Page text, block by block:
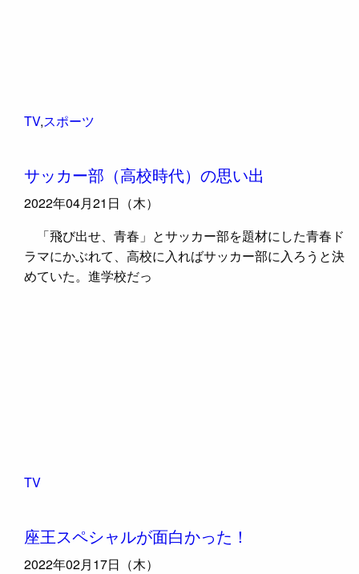
TV,スポーツ
サッカー部（高校時代）の思い出
2022年04月21日（木）
「飛び出せ、青春」とサッカー部を題材にした青春ド
ラマにかぶれて、高校に入ればサッカー部に入ろうと決
めていた。進学校だっ
TV
座王スペシャルが面白かった！
2022年02月17日（木）